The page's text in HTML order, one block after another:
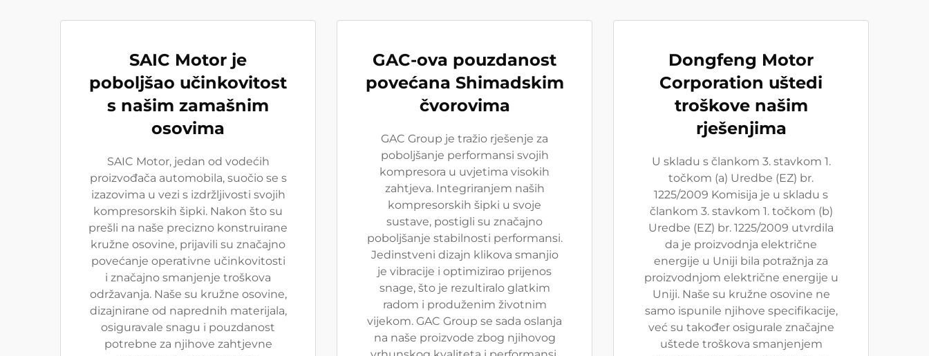
SAIC Motor je
poboljšao učinkovitost
s našim zamašnim
osovima
SAIC Motor, jedan od vodećih
proizvođača automobila, suočio se s
izazovima u vezi s izdržljivosti svojih
kompresorskih šipki. Nakon što su
prešli na naše precizno konstruirane
kružne osovine, prijavili su značajno
povećanje operativne učinkovitosti
i značajno smanjenje troškova
održavanja. Naše su kružne osovine,
dizajnirane od naprednih materijala,
osiguravale snagu i pouzdanost
potrebne za njihove zahtjevne
GAC-ova pouzdanost
povećana Shimadskim
čvorovima
GAC Group je tražio rješenje za
poboljšanje performansi svojih
kompresora u uvjetima visokih
zahtjeva. Integriranjem naših
kompresorskih šipki u svoje
sustave, postigli su značajno
poboljšanje stabilnosti performansi.
Jedinstveni dizajn klikova smanjio
je vibracije i optimizirao prijenos
snage, što je rezultiralo glatkim
radom i produženim životnim
vijekom. GAC Group se sada oslanja
na naše proizvode zbog njihovog
Dongfeng Motor
Corporation uštedi
troškove našim
rješenjima
U skladu s člankom 3. stavkom 1.
točkom (a) Uredbe (EZ) br.
1225/2009 Komisija je u skladu s
člankom 3. stavkom 1. točkom (b)
Uredbe (EZ) br. 1225/2009 utvrdila
da je proizvodnja električne
energije u Uniji bila potražnja za
proizvodnjom električne energije u
Uniji. Naše su kružne osovine ne
samo ispunile njihove specifikacije,
već su također osigurale značajne
uštede troškova smanjenjem